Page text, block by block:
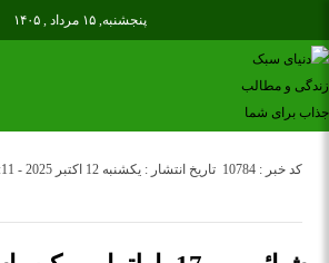
پنجشنبه, ۱۵ مرداد , ۱۴۰۵
تاریخ انتشار : یکشنبه 12 اکتبر 2025 - 13:11
کد خبر : 10784